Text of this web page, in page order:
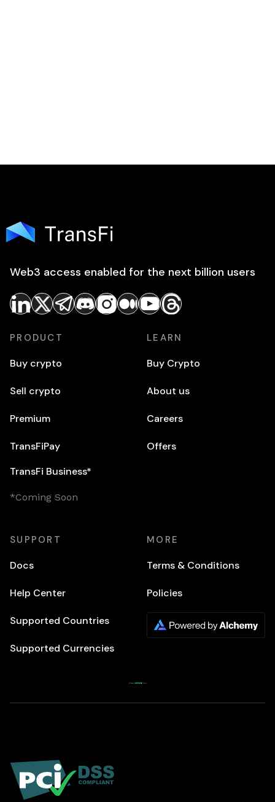
Web3 access enabled for the next billion users
PRODUCT
Buy crypto
Sell crypto
Premium
TransFiPay
TransFi Business*
*Coming Soon
LEARN
Buy Crypto
About us
Careers
Offers
SUPPORT
Docs
Help Center
Supported Countries
Supported Currencies
MORE
Terms & Conditions
Policies